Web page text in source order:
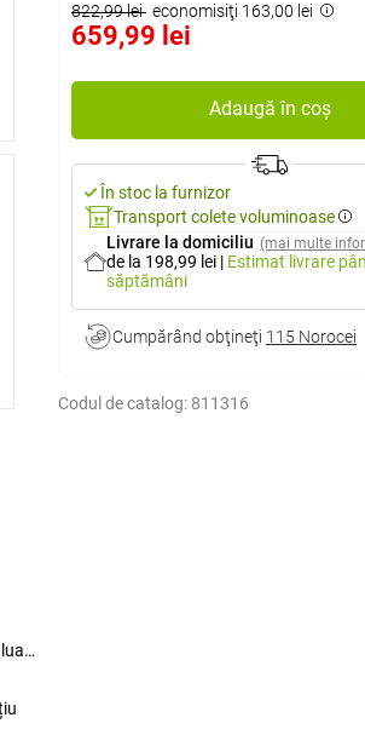
822,99 lei economisiţi 163,00 lei
659,99 lei
Adaugă în coș
În stoc la furnizor
Transport colete voluminoase
Livrare la domiciliu (mai multe
de la 198,99 lei | Estimat livrare
săptămâni
Cumpărând obţineţi 115 Norocei
Codul de catalog: 811316